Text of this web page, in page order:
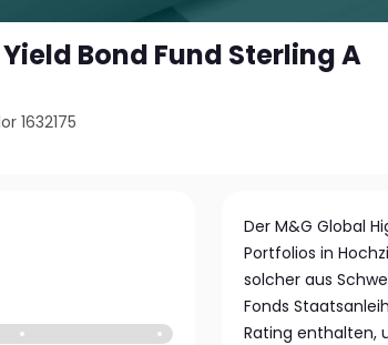
Bond Fund Sterling A
1632175
Der M&G Global
Portfolios in
solcher aus
Fonds
Rating enthalten,